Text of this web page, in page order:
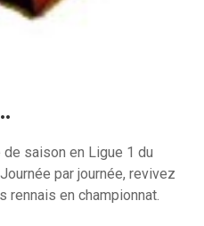
saison en Ligue 1 du
par journée, revivez
rennais en championnat.